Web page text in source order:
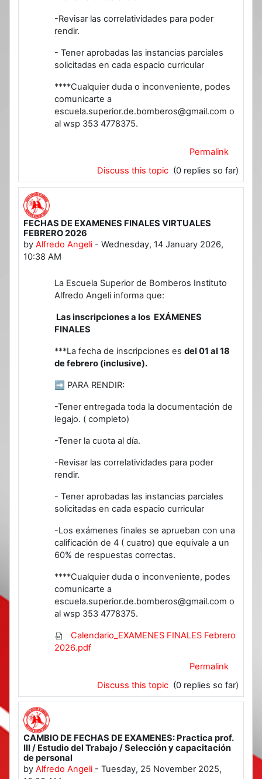
-Revisar las correlatividades para poder
rendir.
- Tener aprobadas las instancias parciales
solicitadas en cada espacio curricular
****Cualquier duda o inconveniente, podes
comunicarte a
escuela.superior.de.bomberos@gmail.com o
al wsp 353 4778375.
Permalink
Discuss this topic (0 replies so far)
FECHAS DE EXAMENES FINALES VIRTUALES
FEBRERO 2026
by Alfredo Angeli - Wednesday, 14 January 2026,
10:38 AM
La Escuela Superior de Bomberos Instituto
Alfredo Angeli informa que:
Las inscripciones a los EXÁMENES
FINALES
***La fecha de inscripciones es del 01 al 18
de febrero (inclusive).
➡ PARA RENDIR:
-Tener entregada toda la documentación de
legajo. ( completo)
-Tener la cuota al día.
-Revisar las correlatividades para poder
rendir.
- Tener aprobadas las instancias parciales
solicitadas en cada espacio curricular
-Los exámenes finales se aprueban con una
calificación de 4 ( cuatro) que equivale a un
60% de respuestas correctas.
****Cualquier duda o inconveniente, podes
comunicarte a
escuela.superior.de.bomberos@gmail.com o
al wsp 353 4778375.
Calendario_EXAMENES FINALES Febrero
2026.pdf
Permalink
Discuss this topic (0 replies so far)
CAMBIO DE FECHAS DE EXAMENES: Practica prof.
III / Estudio del Trabajo / Selección y capacitación
de personal
by Alfredo Angeli - Tuesday, 25 November 2025,